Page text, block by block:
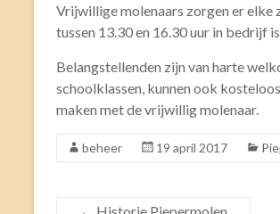
Vrijwillige molenaars zorgen er elke
tussen 13.30 en 16.30 uur in bedrijf
Belangstellenden zijn van harte
schoolklassen, kunnen ook
maken met de vrijwillig molenaar.
beheer 19 april 2017
← Historie Piepermolen